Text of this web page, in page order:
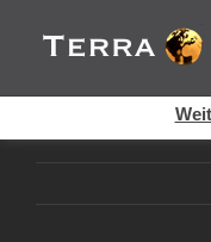
Inhalt
springen
Cookies helfen auf
Dienste. Durch die